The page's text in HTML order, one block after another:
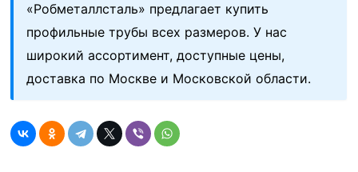
«Робметаллсталь» предлагает купить
профильные трубы всех размеров. У нас
широкий ассортимент, доступные цены,
доставка по Москве и Московской области.